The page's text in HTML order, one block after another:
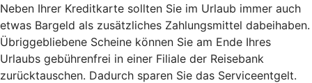
Neben Ihrer Kreditkarte sollten Sie im Urlaub immer auch
etwas Bargeld als zusätzliches Zahlungsmittel dabeihaben.
Übriggebliebene Scheine können Sie am Ende Ihres
Urlaubs gebührenfrei in einer Filiale der Reisebank
zurücktauschen. Dadurch sparen Sie das Serviceentgelt.